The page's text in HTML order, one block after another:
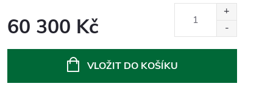
60 300 Kč
VLOŽIT DO KOŠÍKU